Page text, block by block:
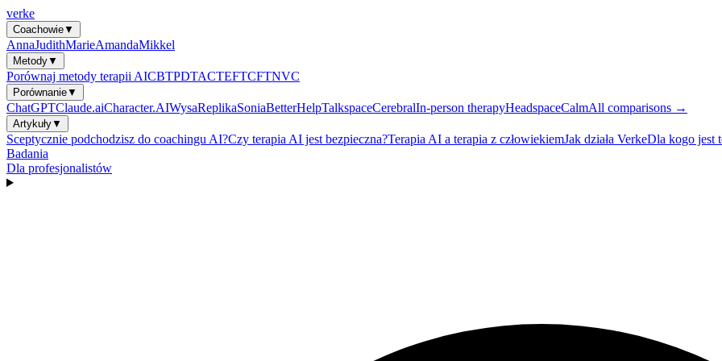
verke
Coachowie▼
AnnaJudithMarieAmandaMikkel
Metody▼
Porównaj metody terapii AICBTPDTACTEFTCFTNVC
Porównanie▼
ChatGPTClaude.aiCharacter.AIWysaReplikaSoniaBetterHelpTalkspaceCerebralIn-person therapyHeadspaceCalmAll comparisons →
Artykuły▼
Sceptycznie podchodzisz do coachingu AI?Czy terapia AI jest bezpieczna?Terapia AI a terapia z człowiekiemJak działa VerkeDla kogo jest
Badania
Dla profesjonalistów